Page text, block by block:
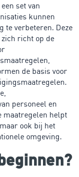
set van
kunnen
te verbeteren. Deze
zich richt op de
de basis voor
personeel en
maatregelen helpt
ook bij het
omgeving.